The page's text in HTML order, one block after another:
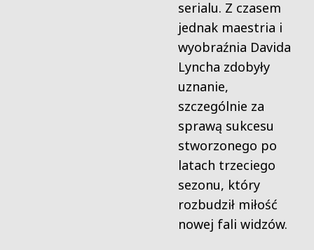
serialu. Z czasem
jednak maestria i
wyobraźnia Davida
Lyncha zdobyły
uznanie,
szczególnie za
sprawą sukcesu
stworzonego po
latach trzeciego
sezonu, który
rozbudził miłość
nowej fali widzów.